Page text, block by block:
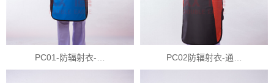
PC01-防辐射衣-… PC02防辐射衣-通…